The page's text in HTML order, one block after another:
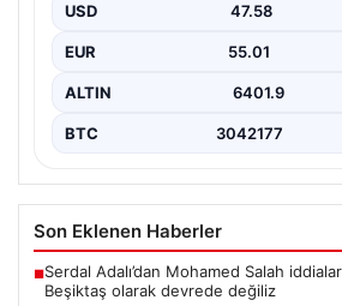
Hatay’ın Samandağ ilçesinde
önemli bir…
USD 47.58
EUR 55.01
ALTIN 6401.9
BTC 3042177
Son Eklenen Haberler
■Serdal Adalı’dan Mohamed Salah
Beşiktaş olarak devrede değiliz